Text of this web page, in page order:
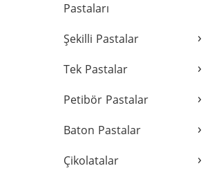
Pastaları
›
Şekilli Pastalar
›
Tek Pastalar
›
Petibör Pastalar
›
Baton Pastalar
›
Çikolatalar